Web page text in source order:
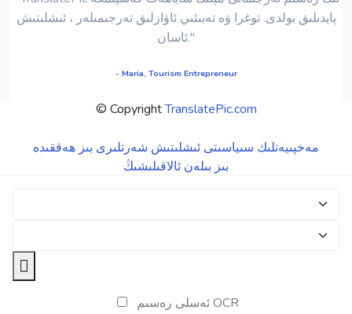
پايدىلىق بولدى. توغرا ۋە تەبىئىي ئاۋازلىق تەرجىمىلەر ، ئىشلىتىش
ئاسان."
- Maria, Tourism Entrepreneur
© CopyrightTranslatePic.com
بىز ھەققىدە ئىشلىتىش شەرتلىرى مەخپىيەتلىك سىياسىتى
بىز بىلەن ئالاقىلىشىڭ
ئەسلى رەسىم OCR